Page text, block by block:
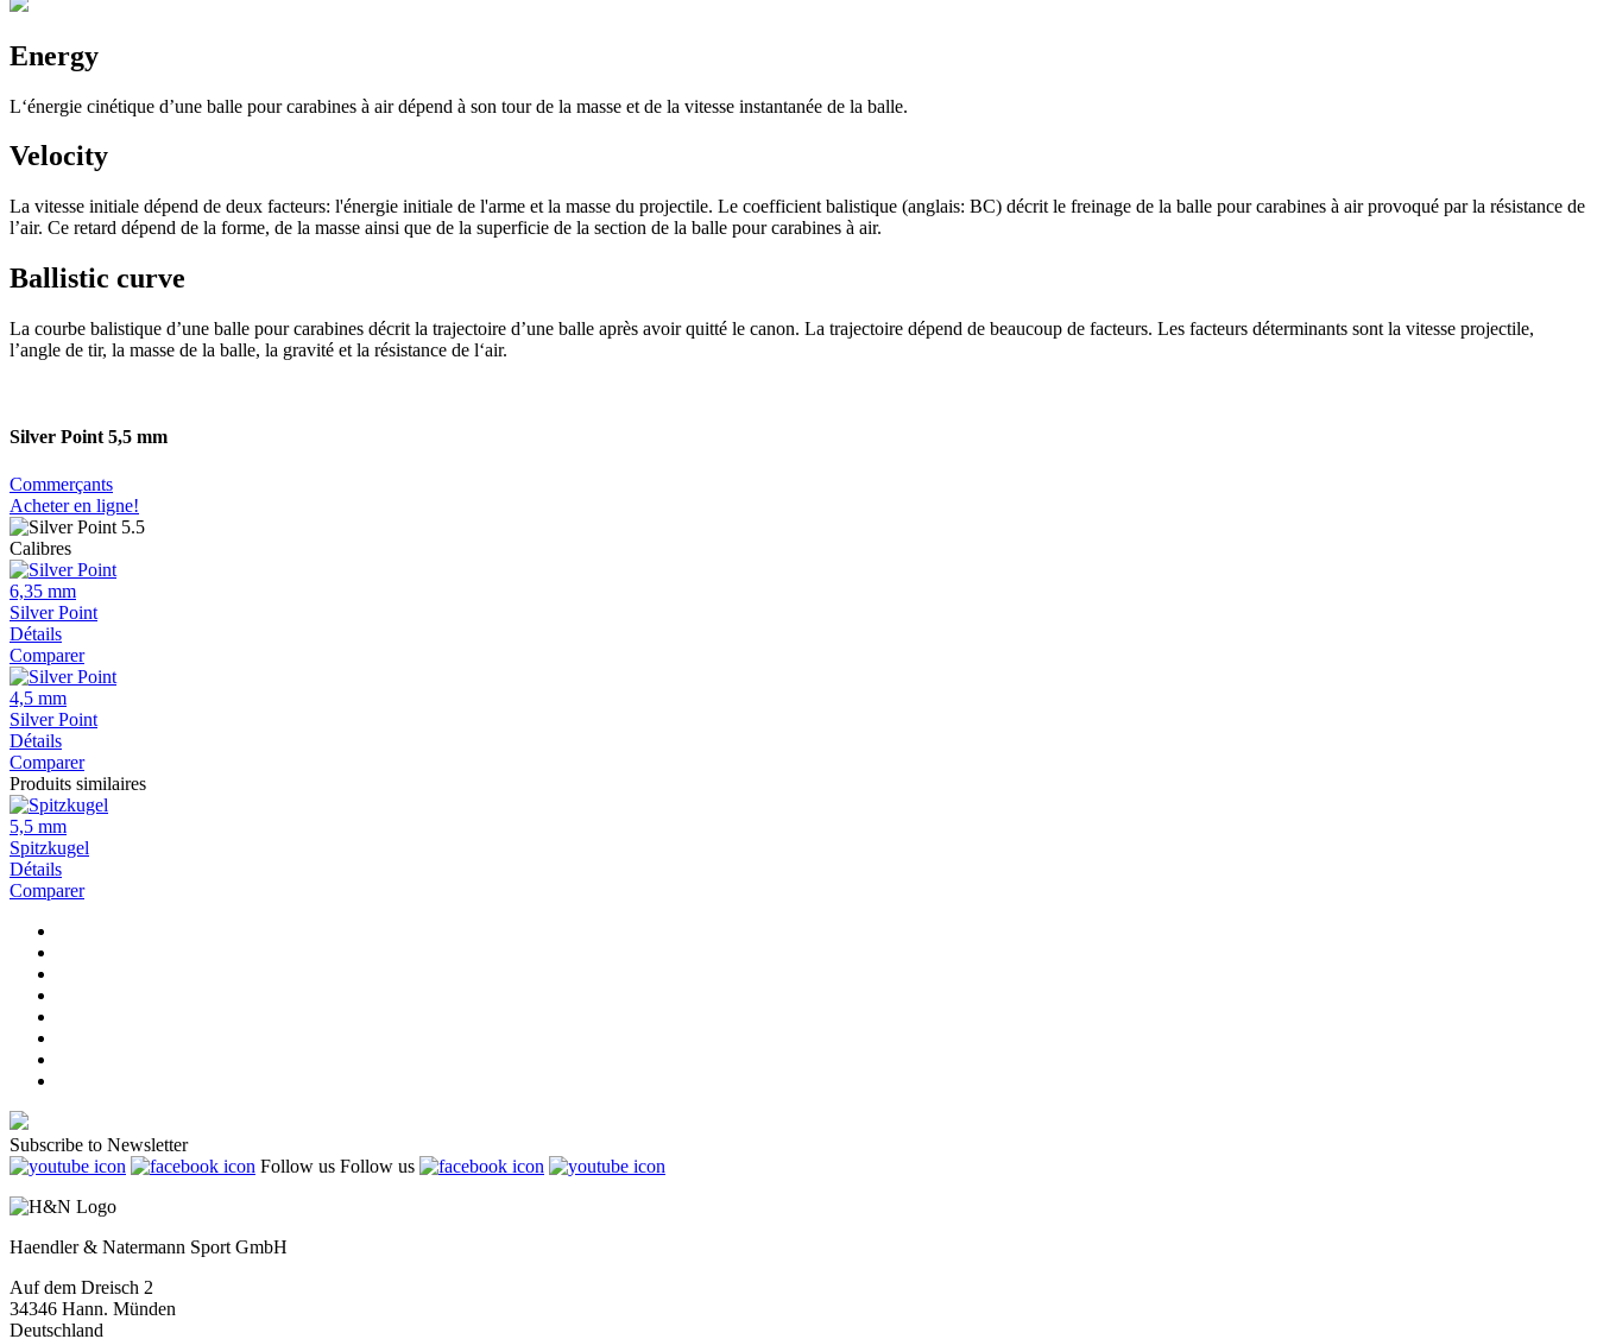
Energy
L‘énergie cinétique d’une balle pour carabines à air dépend à son tour de la masse et de la vitesse instantanée de la balle.
Velocity
La vitesse initiale dépend de deux facteurs: l'énergie initiale de l'arme et la masse du projectile. Le coefficient balistique (anglais: BC) décrit le freinage de la balle pour carabines à air provoqué par la résistance de
l’air. Ce retard dépend de la forme, de la masse ainsi que de la superficie de la section de la balle pour carabines à air.
Ballistic curve
La courbe balistique d’une balle pour carabines décrit la trajectoire d’une balle après avoir quitté le canon. La trajectoire dépend de beaucoup de facteurs. Les facteurs déterminants sont la vitesse projectile,
l’angle de tir, la masse de la balle, la gravité et la résistance de l‘air.
Silver Point 5,5 mm
Commerçants
Acheter en ligne!
Calibres
6,35 mm
Silver Point
Détails
Comparer
4,5 mm
Silver Point
Détails
Comparer
Produits similaires
5,5 mm
Spitzkugel
Détails
Comparer
Subscribe to Newsletter
Follow us Follow us
Haendler & Natermann Sport GmbH
Auf dem Dreisch 2
34346 Hann. Münden
Deutschland